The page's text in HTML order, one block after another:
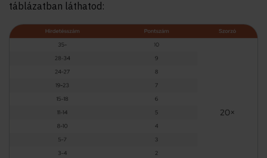
táblázatban láthatod: